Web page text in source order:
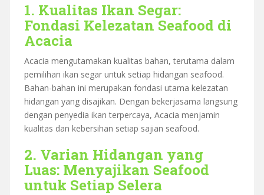
1. Kualitas Ikan Segar:
Fondasi Kelezatan Seafood di
Acacia
Acacia mengutamakan kualitas bahan, terutama dalam
pemilihan ikan segar untuk setiap hidangan seafood.
Bahan-bahan ini merupakan fondasi utama kelezatan
hidangan yang disajikan. Dengan bekerjasama langsung
dengan penyedia ikan terpercaya, Acacia menjamin
kualitas dan kebersihan setiap sajian seafood.
2. Varian Hidangan yang
Luas: Menyajikan Seafood
untuk Setiap Selera